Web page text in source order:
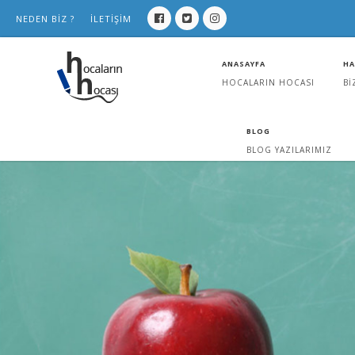
NEDEN BİZ ? İLETİŞİM
ANASAYFA
HOCALARIN HOCASI
BLOG
BLOG YAZILARIMIZ